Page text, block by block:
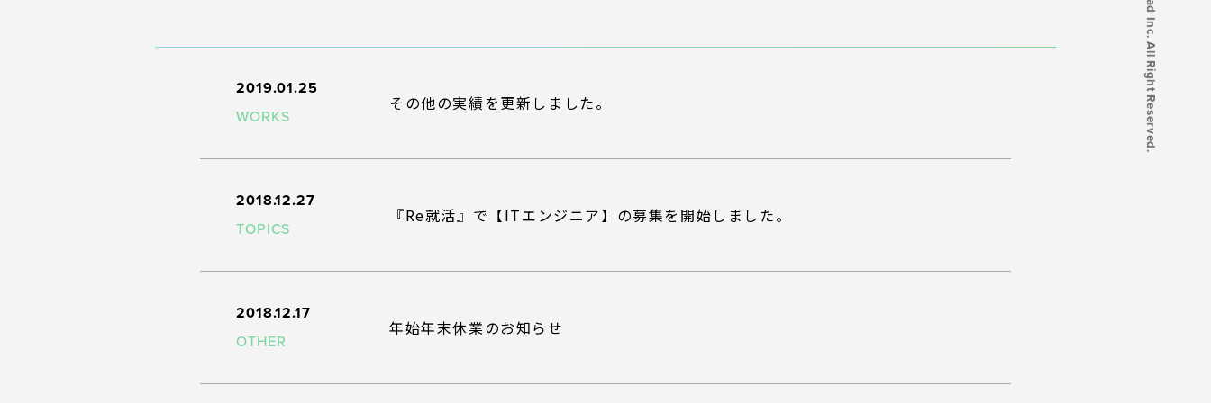
2019.01.25
WORKS
その他の実績を更新しました。
2018.12.27
TOPICS
『Re就活』で【ITエンジニア】の募集を開始しました。
2018.12.17
OTHER
年始年末休業のお知らせ
© mtrad Inc. All Right Reserved.